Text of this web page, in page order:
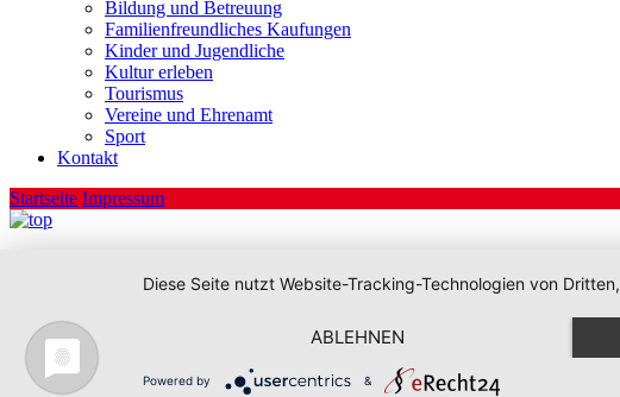
Bildung und Betreuung
Familienfreundliches Kaufungen
Kinder und Jugendliche
Kultur erleben
Tourismus
Vereine und Ehrenamt
Sport
Kontakt
Startseite Impressum
Diese Seite nutzt Website-Tracking-Technologien von
ABLEHNEN
Powered by &